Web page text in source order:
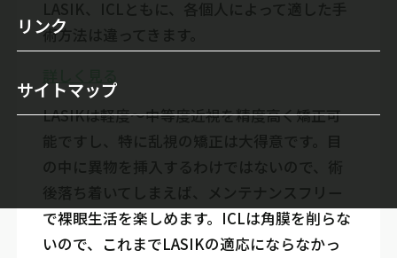
屈折矯正（視力回復）
円錐角膜治療
翼状片
リンク
サイトマップ
術方法は違ってきます。
LASIKは軽度～中等度近視を精度高く矯正可
で裸眼生活を楽しめます。ICLは角膜を削らな
いので、これまでLASIKの適応にならなかっ